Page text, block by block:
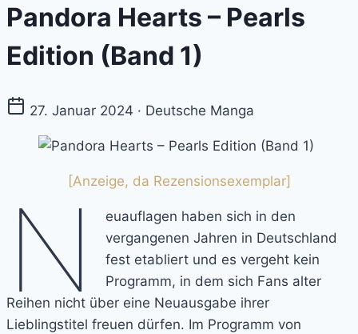
Pandora Hearts – Pearls
Edition (Band 1)
27. Januar 2024 · Deutsche Manga
[Anzeige, da Rezensionsexemplar]
N
euauflagen haben sich in den
vergangenen Jahren in Deutschland
fest etabliert und es vergeht kein
Programm, in dem sich Fans alter
Reihen nicht über eine Neuausgabe ihrer
Lieblingstitel freuen dürfen. Im Programm von